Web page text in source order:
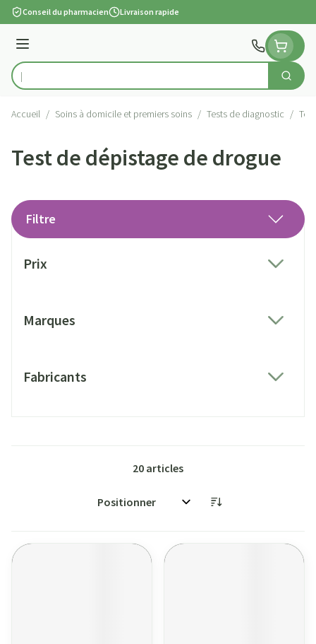
Aller au contenu
Conseil du pharmacien Livraison rapide
Menu
Rechercher
Accueil / Soins à domicile et premiers soins / Tests de diagnostic /
Test de dépistage de drogue
Filtre
Prix
Marques
Fabricants
20 articles
Trier par: